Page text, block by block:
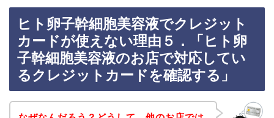
ヒト卵子幹細胞美容液でクレジット
カードが使えない理由５．「ヒト卵
子幹細胞美容液のお店で対応してい
るクレジットカードを確認する」